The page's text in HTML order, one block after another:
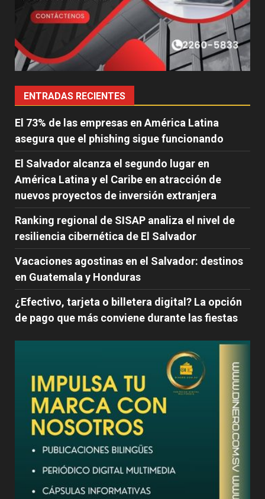
ENTRADAS RECIENTES
El 73% de las empresas en América Latina
asegura que el phishing sigue funcionando
El Salvador alcanza el segundo lugar en
América Latina y el Caribe en atracción de
nuevos proyectos de inversión extranjera
Ranking regional de SISAP analiza el nivel de
resiliencia cibernética de El Salvador
Vacaciones agostinas en el Salvador: destinos
en Guatemala y Honduras
¿Efectivo, tarjeta o billetera digital? La opción
de pago que más conviene durante las fiestas